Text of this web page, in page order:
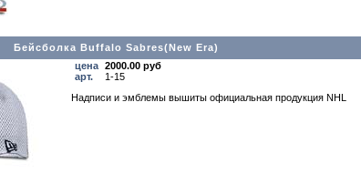
Бейсболка Buffalo Sabres(New Era)
цена 2000.00 руб
арт.
1-15
Надписи и эмблемы вышиты официальная прoдукция NHL